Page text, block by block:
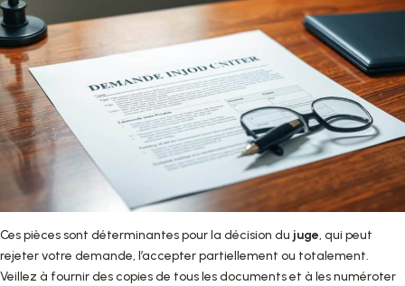
Ces pièces sont déterminantes pour la décision du juge, qui peut
rejeter votre demande, l’accepter partiellement ou totalement.
Veillez à fournir des copies de tous les documents et à les numéroter